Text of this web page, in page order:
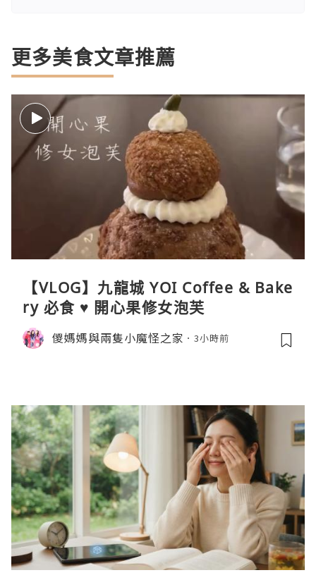
更多美食文章推薦
【VLOG】九龍城 YOI Coffee & Bake
ry 必食 ♥ 開心果修女泡芙
儍媽媽與兩隻小魔怪之家 3小時前